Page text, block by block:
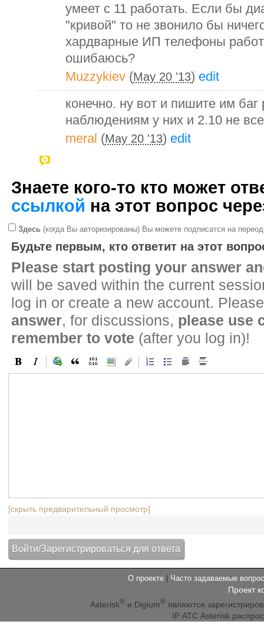
умеет с 11 работать. Если бы
"кривой" то не звонило бы
хардварные ИП телефоны
ошибаюсь?
Muzzykiev (May 20 '13) edit
конечно. ну вот и пишите им
наблюдениям у них и 2.10 не
meral (May 20 '13) edit
Знаете кого-то кто может
ссылкой на этот вопрос
Здесь (когда Вы авторизированы) Вы можете подписатся на
Будьте первым, кто ответит на этот
Please start posting your answer
will be saved within the current
log in or create a new account.
answer, for discussions, please use
remember to vote (after you log in)!
[скрыть предварительный просмотр]
О проекте Часто задаваемые
Проект
Asterisk® и Digium® являются
IP АТС Asterisk